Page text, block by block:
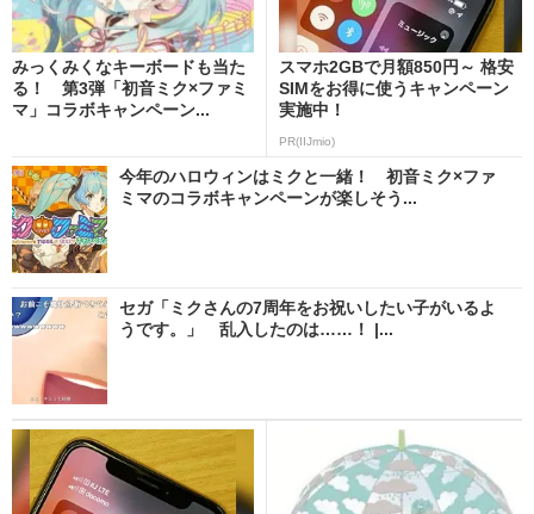
みっくみくなキーボードも当た
る！ 第3弾「初音ミク×ファミ
マ」コラボキャンペーン...
スマホ2GBで月額850円～ 格安
SIMをお得に使うキャンペーン
実施中！
PR(IIJmio)
今年のハロウィンはミクと一緒！ 初音ミク×ファ
ミマのコラボキャンペーンが楽しそう...
セガ「ミクさんの7周年をお祝いしたい子がいるよ
うです。」 乱入したのは……！ |...